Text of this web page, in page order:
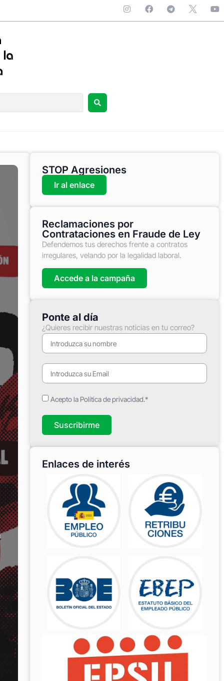
STOP Agresiones
Ir al enlace
Reclamaciones por
Contrataciones en Fraude de Ley
Defendemos tus derechos frente a contratos
irregulares, velando por la legalidad laboral.
Accede a la campaña
Ponte al día
¿Quieres recibir nuestras noticias en tu correo?
Acepto la Política de privacidad.*
Suscribirme
Enlaces de interés